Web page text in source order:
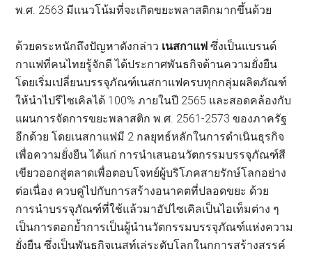
พ.ศ. 2563 มีแนวโน้มที่จะเกิดขยะพลาสติกมากขึ้นด้วย
ด้วยตระหนักถึงปัญหาดังกล่าว เนสกาแฟ ซึ่งเป็นแบรนด์
กาแฟที่คนไทยรู้จักดี ได้ประกาศพันธกิจด้านความยั่งยืน
โดยเริ่มเปลี่ยนบรรจุภัณฑ์เนสกาแฟครบทุกกลุ่มผลิตภัณฑ์
ให้นำไปรีไซเคิลได้ 100% ภายในปี 2565 และสอดคล้องกับ
แผนการจัดการขยะพลาสติก พ.ศ. 2561-2573 ของภาครัฐ
อีกด้วย โดยเนสกาแฟมี 2 กลยุทธ์หลักในการดำเนินธุรกิจ
เพื่อความยั่งยืน ได้แก่ การนำเสนอนวัตกรรมบรรจุภัณฑ์สี
เขียวออกสู่ตลาดเพื่อตอบโจทย์ผู้บริโภคสายรักษ์โลกอย่าง
ต่อเนื่อง ควบคู่ไปกับการสร้างอนาคตที่ปลอดขยะ ด้วย
การนำบรรจุภัณฑ์ที่ใช้แล้วมาอัปไซเคิลเป็นไอเท็มต่าง ๆ
เป็นการตอกย้ำการเป็นผู้นำนวัตกรรมบรรจุภัณฑ์แห่งความ
ยั่งยืน ซึ่งเป็นพันธกิจเนสท์เล่ระดับโลกในกการสร้างสรรค์